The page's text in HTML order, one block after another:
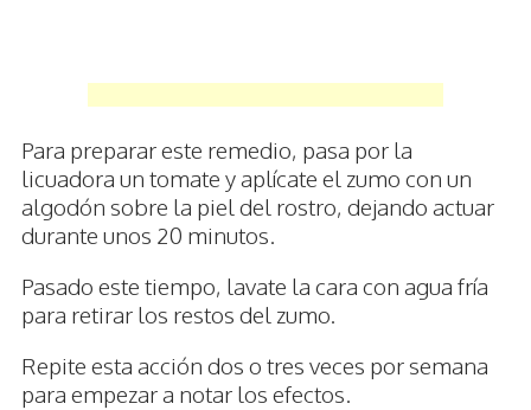
Para preparar este remedio, pasa por la
licuadora un tomate y aplícate el zumo con un
algodón sobre la piel del rostro, dejando actuar
durante unos 20 minutos.
Pasado este tiempo, lavate la cara con agua fría
para retirar los restos del zumo.
Repite esta acción dos o tres veces por semana
para empezar a notar los efectos.